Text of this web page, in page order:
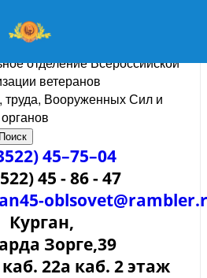
отделение Всероссийской
ветеранов
труда, Вооруженных Сил и
45–75–04
45 - 86 - 47
Курган,
Зорге,39
22а каб. 2 этаж